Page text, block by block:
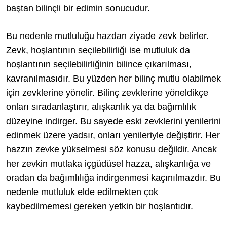
baştan bilinçli bir edimin sonucudur.
Bu nedenle mutluluğu hazdan ziyade zevk belirler.
Zevk, hoşlantının seçilebilirliği ise mutluluk da
hoşlantının seçilebilirliğinin bilince çıkarılması,
kavranılmasıdır. Bu yüzden her bilinç mutlu olabilmek
için zevklerine yönelir. Bilinç zevklerine yöneldikçe
onları sıradanlaştırır, alışkanlık ya da bağımlılık
düzeyine indirger. Bu sayede eski zevklerini yenilerini
edinmek üzere yadsır, onları yenileriyle değiştirir. Her
hazzın zevke yükselmesi söz konusu değildir. Ancak
her zevkin mutlaka içgüdüsel hazza, alışkanlığa ve
oradan da bağımlılığa indirgenmesi kaçınılmazdır. Bu
nedenle mutluluk elde edilmekten çok
kaybedilmemesi gereken yetkin bir hoşlantıdır.